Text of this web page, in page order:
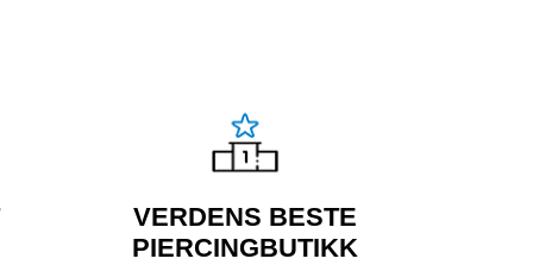
VERDENS BESTE
PIERCINGBUTIKK